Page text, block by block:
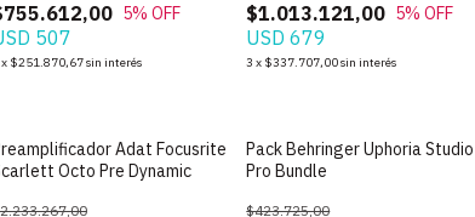
5% OFF
507
x $251.870,67sin interés
$1.013.121,00 5% OFF
USD 679
3 x $337.707,00sin interés
SIN STOCK
Adat Focusrite
Octo Pre Dynamic
SIN STOCK
Pack Behringer Uphoria Studio
Pro Bundle
$423.725,00